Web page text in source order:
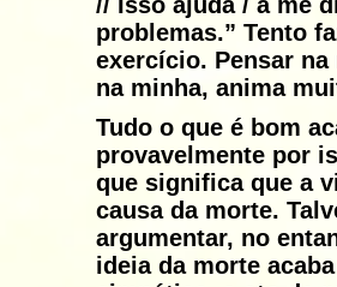
problemas.” Tento
exercício. Pensar
na minha, anima
Tudo o que é bom
provavelmente por
que significa que a
causa da morte.
argumentar, no
ideia da morte